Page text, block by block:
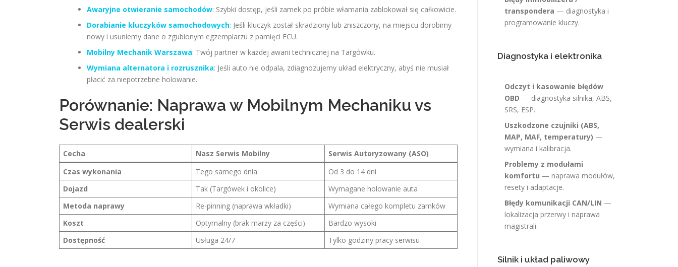
Awaryjne otwieranie samochodów: Szybki dostęp, jeśli zamek po próbie włamania zablokował się całkowicie.
Dorabianie kluczyków samochodowych: Jeśli kluczyk został skradziony lub zniszczony, na miejscu dorobimy
nowy i usuniemy dane o zgubionym egzemplarzu z pamięci ECU.
Mobilny Mechanik Warszawa: Twój partner w każdej awarii technicznej na Targówku.
Wymiana alternatora i rozrusznika: Jeśli auto nie odpala, zdiagnozujemy układ elektryczny, abyś nie musiał
płacić za niepotrzebne holowanie.
Porównanie: Naprawa w Mobilnym Mechaniku vs
Serwis dealerski
Cecha Nasz Serwis Mobilny
Serwis Autoryzowany (ASO)
Czas wykonania
Tego samego dnia
Od 3 do 14 dni
Dojazd
Tak (Targówek i okolice)
Wymagane holowanie auta
Metoda naprawy
Re-pinning (naprawa wkładki)
Wymiana całego kompletu zamków
Koszt
Optymalny (brak marży za części)
Bardzo wysoki
Dostępność
Usługa 24/7 Tylko godziny pracy serwisu
transpondera — diagnostyka i
programowanie kluczy.
Diagnostyka i elektronika
Odczyt i kasowanie błędów
OBD — diagnostyka silnika, ABS,
SRS, ESP.
Uszkodzone czujniki (ABS,
MAP, MAF, temperatury) —
wymiana i kalibracja.
Problemy z modułami
komfortu — naprawa modułów,
resety i adaptacje.
Błędy komunikacji CAN/LIN —
lokalizacja przerwy i naprawa
magistrali.
Silnik i układ paliwowy